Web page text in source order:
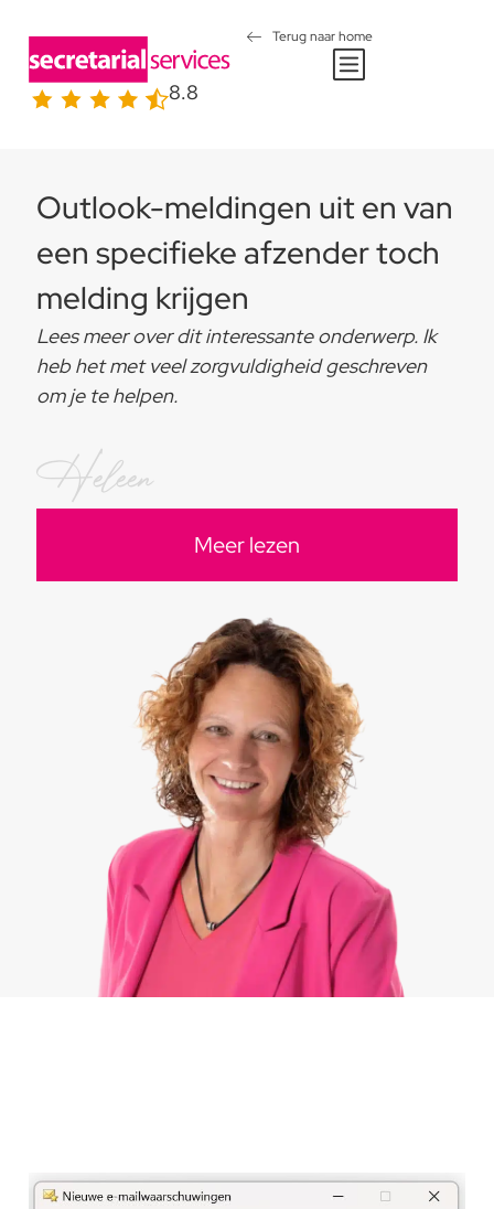
8.8
Terug naar home
Outlook-meldingen uit en van
een specifieke afzender toch
melding krijgen
Lees meer over dit interessante onderwerp. Ik
heb het met veel zorgvuldigheid geschreven
om je te helpen.
Meer lezen
Heleen